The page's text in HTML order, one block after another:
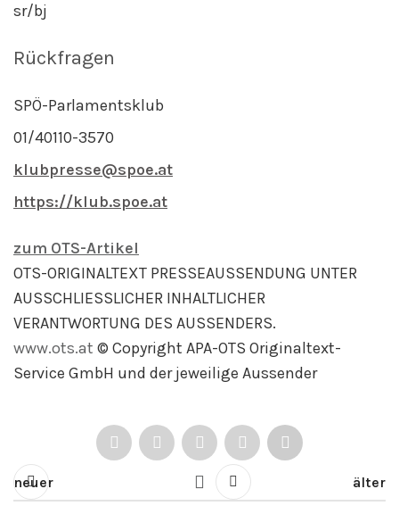
sr/bj
Rückfragen
SPÖ-Parlamentsklub
01/40110-3570
klubpresse@spoe.at
https://klub.spoe.at
zum OTS-Artikel
OTS-ORIGINALTEXT PRESSEAUSSENDUNG UNTER
AUSSCHLIESSLICHER INHALTLICHER
VERANTWORTUNG DES AUSSENDERS.
www.ots.at © Copyright APA-OTS Originaltext-
Service GmbH und der jeweilige Aussender
neuer älter